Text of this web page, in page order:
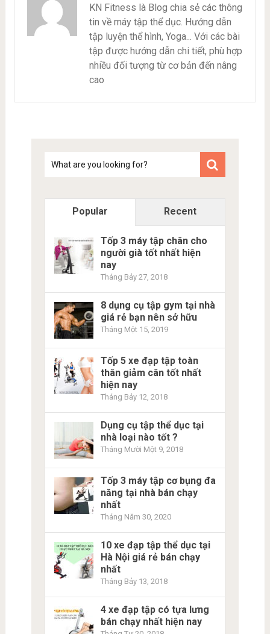
KN Fitness là Blog chia sẻ các thông
tin về máy tập thể dục. Hướng dẫn
tập luyện thể hình, Yoga... Với các bài
tập được hướng dẫn chi tiết, phù hợp
nhiều đối tượng từ cơ bản đến nâng
cao
kiem
Popular Recent
Tốp 3 máy tập chân cho
người già tốt nhất hiện
nay
Tháng Bảy 27, 2018
8 dụng cụ tập gym tại nhà
giá rẻ bạn nên sở hữu
Tháng Một 15, 2019
Tốp 5 xe đạp tập toàn
thân giảm cân tốt nhất
hiện nay
Tháng Bảy 12, 2018
Dụng cụ tập thể dục tại
nhà loại nào tốt ?
Tháng Mười Một 9, 2018
Tốp 3 máy tập cơ bụng đa
năng tại nhà bán chạy
nhất
Tháng Năm 30, 2020
10 xe đạp tập thể dục tại
Hà Nội giá rẻ bán chạy
nhất
Tháng Bảy 13, 2018
4 xe đạp tập có tựa lưng
bán chạy nhất hiện nay